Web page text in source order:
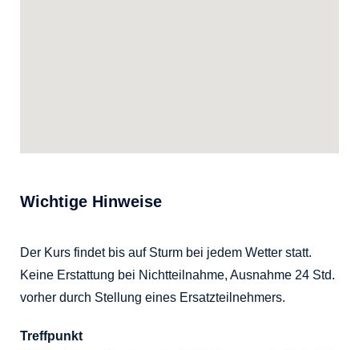
Wichtige Hinweise
Der Kurs findet bis auf Sturm bei jedem Wetter statt.
Keine Erstattung bei Nichtteilnahme, Ausnahme 24 Std.
vorher durch Stellung eines Ersatzteilnehmers.
Treffpunkt